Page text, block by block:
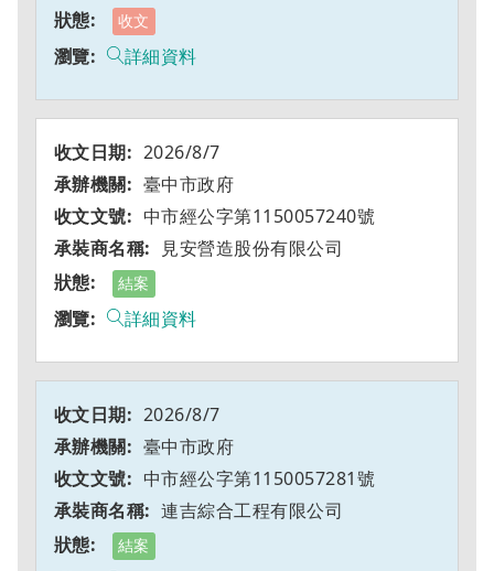
收文
詳細資料
2026/8/7
臺中市政府
中市經公字第1150057240號
見安營造股份有限公司
結案
詳細資料
2026/8/7
臺中市政府
中市經公字第1150057281號
連吉綜合工程有限公司
結案